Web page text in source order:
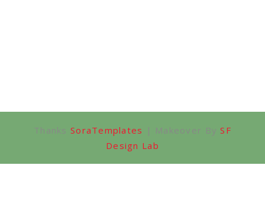
Thanks SoraTemplates | Makeover BySF
Design Lab